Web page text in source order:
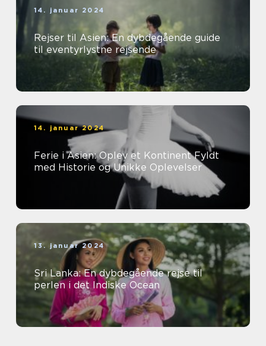
14. januar 2024
Rejser til Asien: En dybdegående guide
til eventyrlystne rejsende
14. januar 2024
Ferie i Asien: Oplev et Kontinent Fyldt
med Historie og Unikke Oplevelser
13. januar 2024
Sri Lanka: En dybdegående rejse til
perlen i det Indiske Ocean